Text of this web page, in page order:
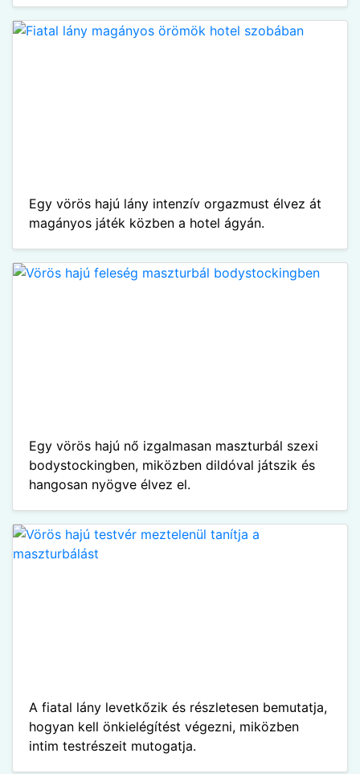
Egy vörös hajú lány intenzív orgazmust élvez át
magányos játék közben a hotel ágyán.
Egy vörös hajú nő izgalmasan maszturbál szexi
bodystockingben, miközben dildóval játszik és
hangosan nyögve élvez el.
A fiatal lány levetkőzik és részletesen bemutatja,
hogyan kell önkielégítést végezni, miközben
intim testrészeit mutogatja.